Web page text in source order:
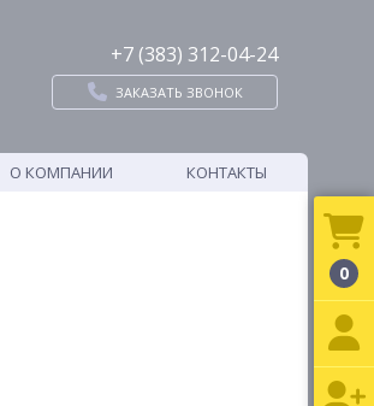
+7 (383) 312-04-24
ЗАКАЗАТЬ ЗВОНОК
О КОМПАНИИ КОНТАКТЫ
0